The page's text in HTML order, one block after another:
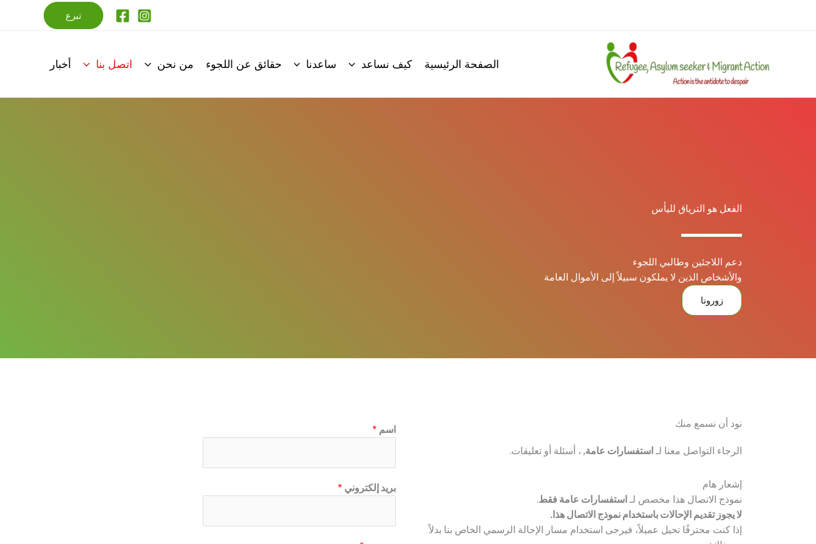
تبرع
الصفحة الرئيسية كيف نساعد ساعدنا حقائق عن اللجوء من نحن اتصل بنا أخبار
الفعل هو الترياق لليأس
دعم اللاجئين وطالبي اللجوء
والأشخاص الذين لا يملكون سبيلاً إلى الأموال العامة
زورونا
نود أن نسمع منك
الرجاء التواصل معنا لـاستفسارات عامة, ، أسئلة أو تعليقات.
إشعار هام
نموذج الاتصال هذا مخصص لـاستفسارات عامة فقط.
لا يجوز تقديم الإحالات باستخدام نموذج الاتصال هذا.
إذا كنت محترفًا تحيل عميلاً، فيرجى استخدام مسار الإحالة الرسمي الخاص بنا بدلاً
اسم *
بريد إلكتروني *